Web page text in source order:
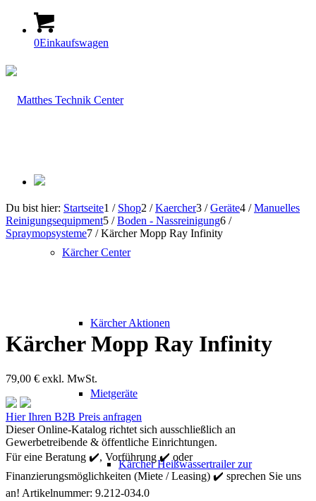
0Einkaufswagen
Kärcher Center
Kärcher Aktionen
Mietgeräte
Kärcher Heißwassertrailer zur
Du bist hier: Startseite1 / Shop2 / Kaercher3 / Geräte4 / Manuelles
Reinigungsequipment5 / Boden - Nassreinigung6 /
Spraymopsysteme7 / Kärcher Mopp Ray Infinity
Kärcher Mopp Ray Infinity
79,00 € exkl. MwSt.
Kärcher
Mopp
Ray
Infinity
Hier Ihren B2B Preis anfragen
Dieser Online-Katalog richtet sich ausschließlich an
Gewerbetreibende & öffentliche Einrichtungen.
Für eine Beratung ✔️, Vorführung ✔️ oder
Finanzierungsmöglichkeiten (Miete / Leasing) ✔️ sprechen Sie uns
an! Artikelnummer: 9.212-034.0